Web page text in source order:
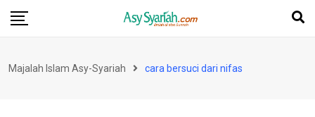
Skip
Majalah Islam Asy-Syariah cara bersuci dari nifas